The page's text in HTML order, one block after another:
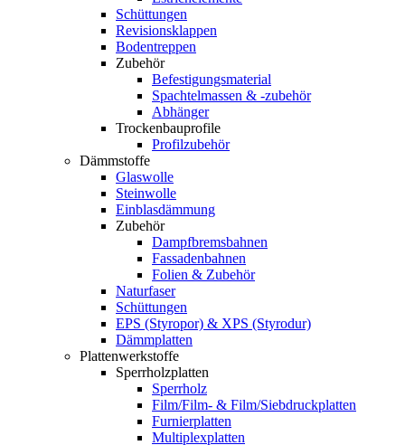
Schüttungen
Revisionsklappen
Bodentreppen
Zubehör
Befestigungsmaterial
Spachtelmassen & -zubehör
Abhänger
Trockenbauprofile
Profilzubehör
Dämmstoffe
Glaswolle
Steinwolle
Einblasdämmung
Zubehör
Dampfbremsbahnen
Fassadenbahnen
Folien & Zubehör
Naturfaser
Schüttungen
EPS (Styropor) & XPS (Styrodur)
Dämmplatten
Plattenwerkstoffe
Sperrholzplatten
Sperrholz
Film/Film- & Film/Siebdruckplatten
Furnierplatten
Multiplexplatten